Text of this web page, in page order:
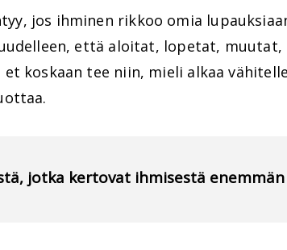
jos ihminen rikkoo omia
että aloitat, lopetat,
koskaan tee niin, mieli alkaa
jotka kertovat ihmisestä